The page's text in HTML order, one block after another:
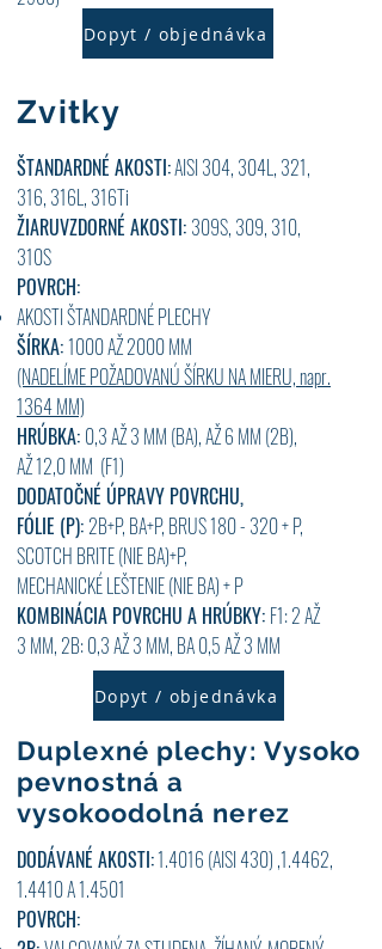
Dopyt / objednávka
Zvitky
ŠTANDARDNÉ AKOSTI:AISI 304, 304L, 321,
316, 316L, 316Ti
ŽIARUVZDORNÉ AKOSTI: 309S, 309, 310,
310S
POVRCH:
AKOSTI ŠTANDARDNÉ PLECHY
ŠÍRKA: 1000 AŽ 2000 MM
(NADELÍME POŽADOVANÚ ŠÍRKU NA MIERU, napr.
1364 MM)
HRÚBKA: 0,3 AŽ 3 MM (BA), AŽ 6 MM (2B),
AŽ 12,0 MM (F1)
DODATOČNÉ ÚPRAVY POVRCHU,
FÓLIE (P):2B+P, BA+P, BRUS 180 - 320 + P,
SCOTCH BRITE (NIE BA)+P,
MECHANICKÉ LEŠTENIE (NIE BA) + P
KOMBINÁCIA POVRCHU A HRÚBKY: F1: 2 AŽ
3 MM, 2B: 0,3 AŽ 3 MM, BA 0,5 AŽ 3 MM
Dopyt / objednávka
Duplexné plechy: Vysoko
pevnostná a
vysokoodolná nerez
DODÁVANÉ AKOSTI:1.4016 (AISI 430) ,1.4462,
1.4410 A 1.4501
POVRCH: